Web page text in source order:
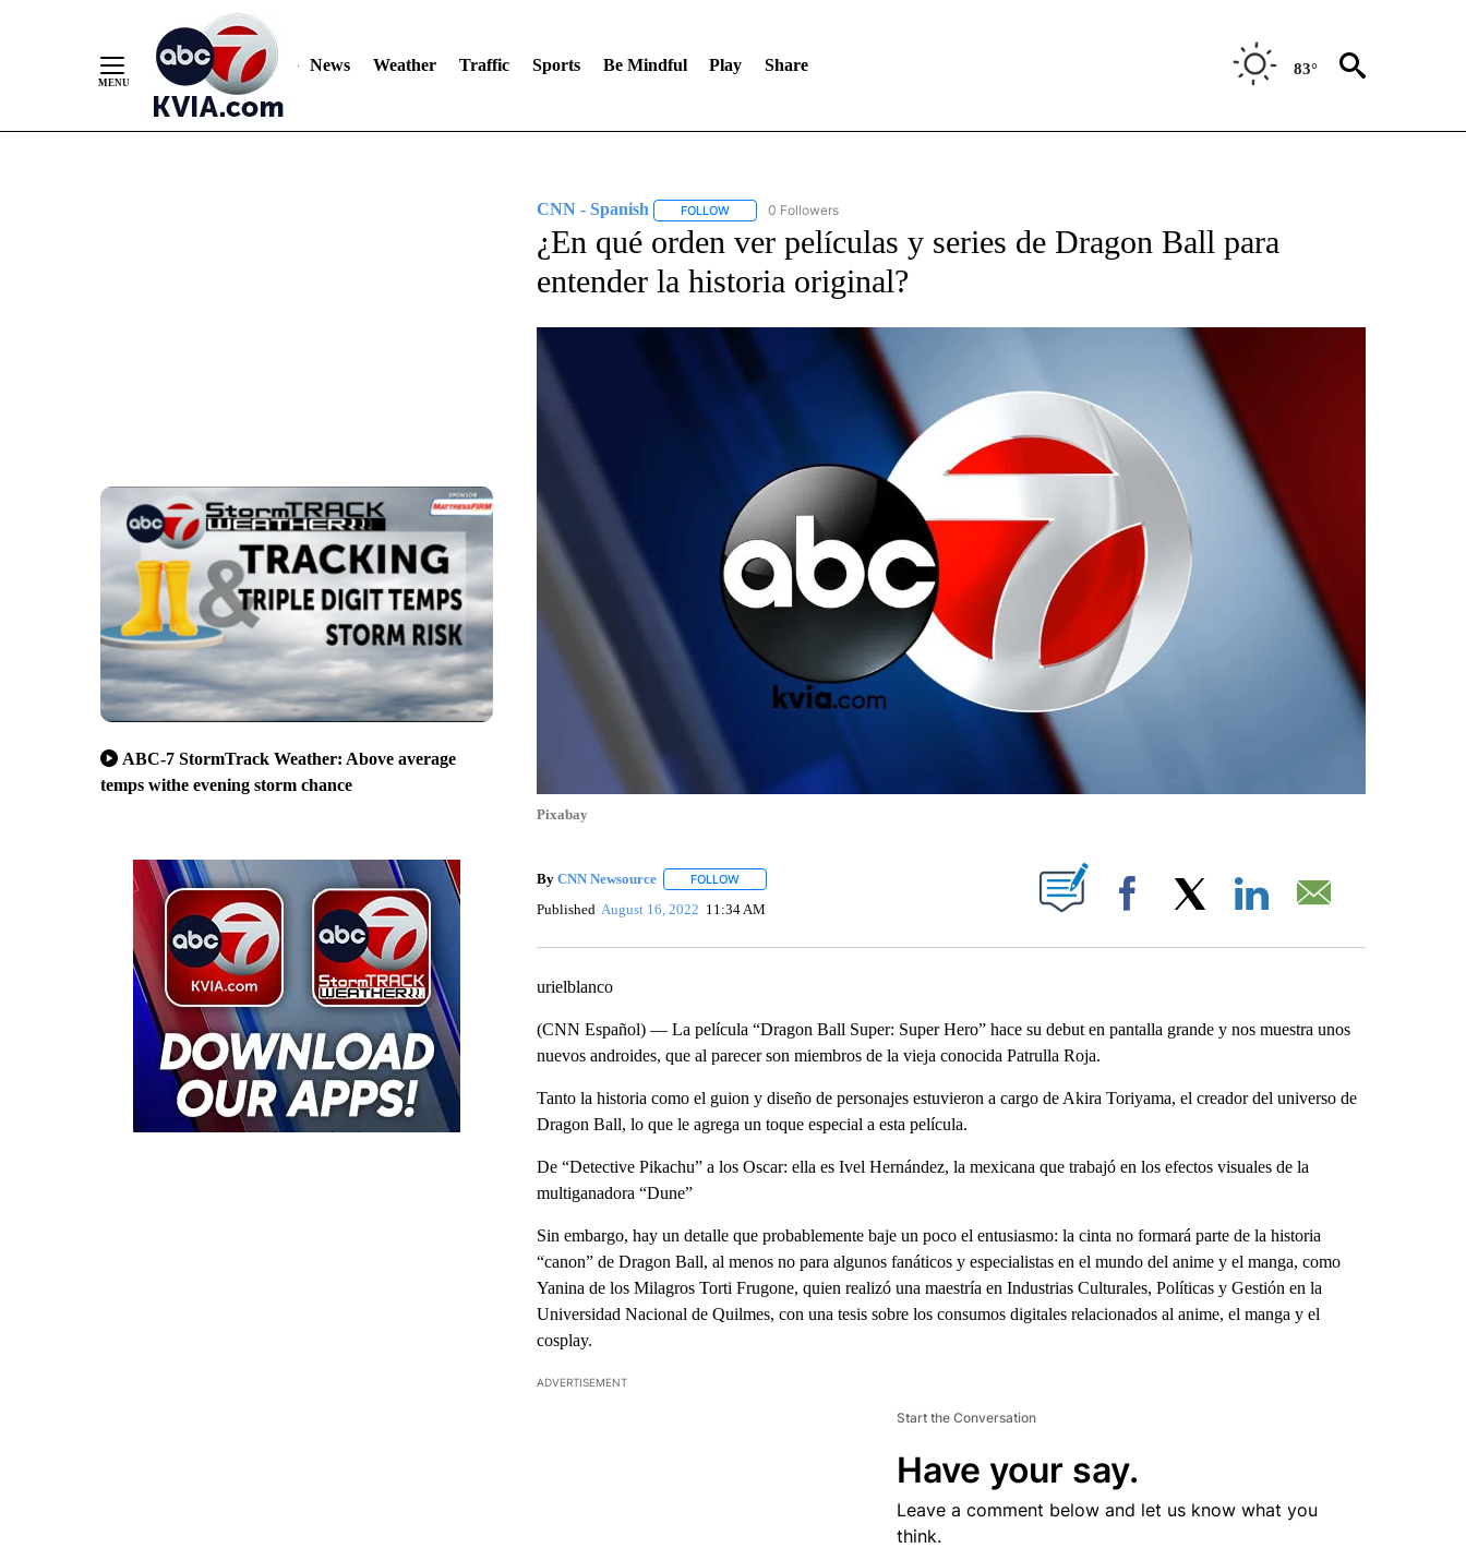
News Weather Traffic Sports Be Mindful Play Share 83°
ABC-7 StormTrack Weather: Above average
temps withe evening storm chance
CNN - Spanish FOLLOWFOLLOW "CNN - SPANISH" TO RECEIVE NOTIFICATIONS ABOUT NEW PAGES ON "CNN - SPANISH".
0 Followers
¿En qué orden ver películas y series de Dragon Ball para
entender la historia original?
Pixabay
By CNN Newsource FOLLOWFOLLOW "" TO RECEIVE NOTIFICATIONS ABOUT NEW PAGES ON "".
Published August 16, 2022 11:34 AM Facebook
urielblanco
(CNN Español) — La película “Dragon Ball Super: Super Hero” hace su debut en pantalla grande y nos muestra unos
nuevos androides, que al parecer son miembros de la vieja conocida Patrulla Roja.
Tanto la historia como el guion y diseño de personajes estuvieron a cargo de Akira Toriyama, el creador del universo de
Dragon Ball, lo que le agrega un toque especial a esta película.
De “Detective Pikachu” a los Oscar: ella es Ivel Hernández, la mexicana que trabajó en los efectos visuales de la
multiganadora “Dune”
Sin embargo, hay un detalle que probablemente baje un poco el entusiasmo: la cinta no formará parte de la historia
“canon” de Dragon Ball, al menos no para algunos fanáticos y especialistas en el mundo del anime y el manga, como
Yanina de los Milagros Torti Frugone, quien realizó una maestría en Industrias Culturales, Políticas y Gestión en la
Universidad Nacional de Quilmes, con una tesis sobre los consumos digitales relacionados al anime, el manga y el
cosplay.
ADVERTISEMENT
Start the Conversation
Have your say.
Leave a comment below and let us know what you
think.